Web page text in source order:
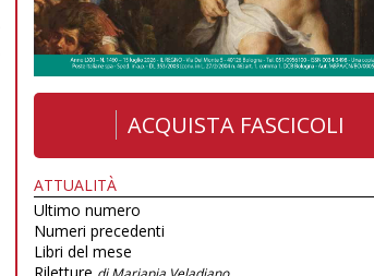
ACQUISTA FASCICOLI
ATTUALITÀ
Ultimo numero
Numeri precedenti
Libri del mese
Riletture